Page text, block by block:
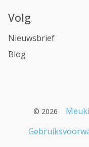
Volg
Nieuwsbrief
Blog
© 2026